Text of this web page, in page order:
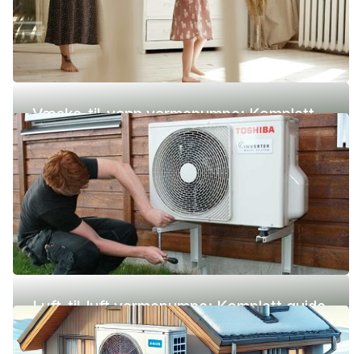
Væske-til-vann varmepumpe: Komplett
guide (pris, fordeler og ulemper)
Luft-til-luft varmepumpe: Komplett guide
(pris, fordeler og ulemper)